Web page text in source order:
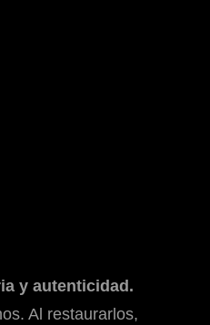
y autenticidad.
Al restaurarlos,